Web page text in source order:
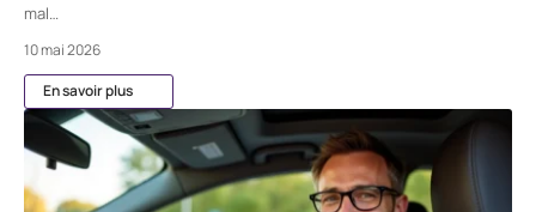
mal…
10 mai 2026
En savoir plus